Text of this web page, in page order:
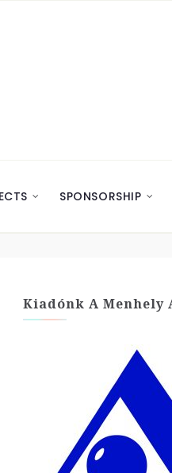
SPONSORSHIP
Kiadónk A Menhely